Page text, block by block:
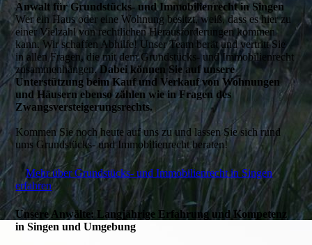
Anwalt für Grundstücks- und Immobilienrecht in Singen
Wer ein Haus oder eine Wohnung besitzt, weiß, dass es hier zu
einer Vielzahl von rechtlichen Herausforderungen kommen
kann. Wir schaffen Abhilfe! Unser Team berät und vertritt Sie
in allen Fragen, die mit dem Grundstücks- und Immobilienrecht
zusammenhängen.Dabei können Sie auf unsere
Unterstützung beim Kauf und Verkauf von Wohnungen
und Häusern ebenso zählen wie in Fragen des
Zwangsversteigerungsrechts.
Kommen Sie noch heute auf uns zu und lassen Sie sich rund
ums Grundstücks- und Immobilienrecht beraten!
Mehr über Grundstücks- und Immobilienrecht in Singen
erfahren
Unsere Anwälte: Langjährige Erfahrung und Kompetenz
in Singen und Umgebung